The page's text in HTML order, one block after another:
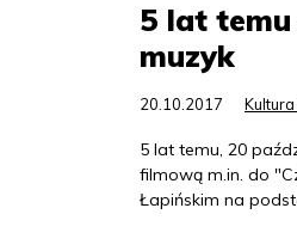
5 lat
muzyk
20.10.2017
5 lat temu, 20
filmową m.in. do
Łapińskim na